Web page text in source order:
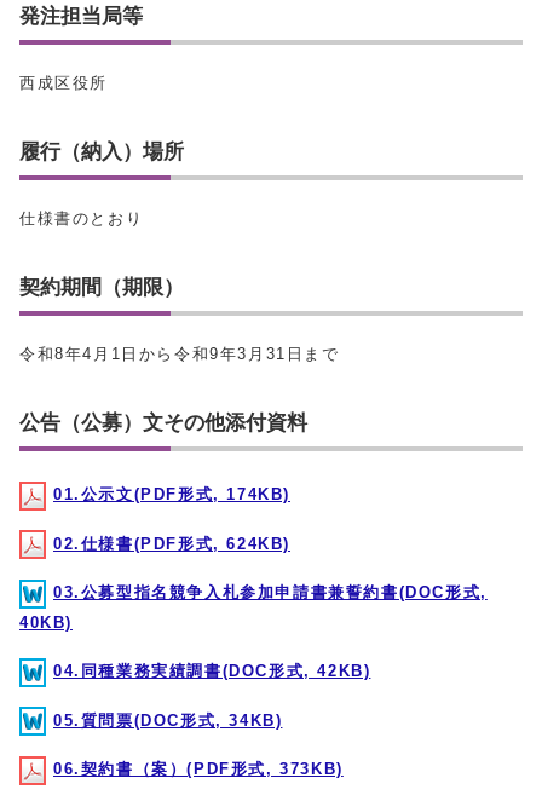
発注担当局等
西成区役所
履行（納入）場所
仕様書のとおり
契約期間（期限）
令和8年4月1日から令和9年3月31日まで
公告（公募）文その他添付資料
01.公示文(PDF形式, 174KB)
02.仕様書(PDF形式, 624KB)
03.公募型指名競争入札参加申請書兼誓約書(DOC形式,
40KB)
04.同種業務実績調書(DOC形式, 42KB)
05.質問票(DOC形式, 34KB)
06.契約書（案）(PDF形式, 373KB)